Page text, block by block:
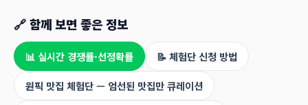
🔗 함께 보면 좋은 정보
📊 실시간 경쟁률·선정확률 📝 체험단 신청 방법
원픽 맛집 체험단 — 엄선된 맛집만 큐레이션